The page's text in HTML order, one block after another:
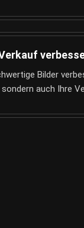
Bilder
auch Ihre